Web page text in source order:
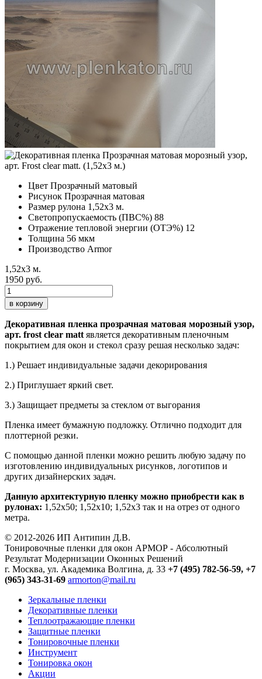
Цвет Прозрачный матовый
Рисунок Прозрачная матовая
Размер рулона 1,52х3 м.
Светопропускаемость (ПВС%) 88
Отражение тепловой энергии (ОТЭ%) 12
Толщина 56 мкм
Производство Armor
1,52х3 м.
1950 руб.
в корзину
Декоративная пленка прозрачная матовая морозный узор,
арт. frost clear matt является декоративным пленочным
покрытием для окон и стекол сразу решая несколько задач:
1.) Решает индивидуальные задачи декорирования
2.) Приглушает яркий свет.
3.) Защищает предметы за стеклом от выгорания
Пленка имеет бумажную подложку. Отлично подходит для
плоттерной резки.
С помощью данной пленки можно решить любую задачу по
изготовлению индивидуальных рисунков, логотипов и
других дизайнерских задач.
Данную архитектурную пленку можно приобрести как в
рулонах: 1,52х50; 1,52х10; 1,52x3 так и на отрез от одного
метра.
© 2012-2026 ИП Антипин Д.В.
Тонировочные пленки для окон АРМОР - Абсолютный
Результат Модернизации Оконных Решений
г. Москва, ул. Академика Волгина, д. 33 +7 (495) 782-56-59, +7
(965) 343-31-69 armorton@mail.ru
Зеркальные пленки
Декоративные пленки
Теплоотражающие пленки
Защитные пленки
Тонировочные пленки
Инструмент
Тонировка окон
Акции